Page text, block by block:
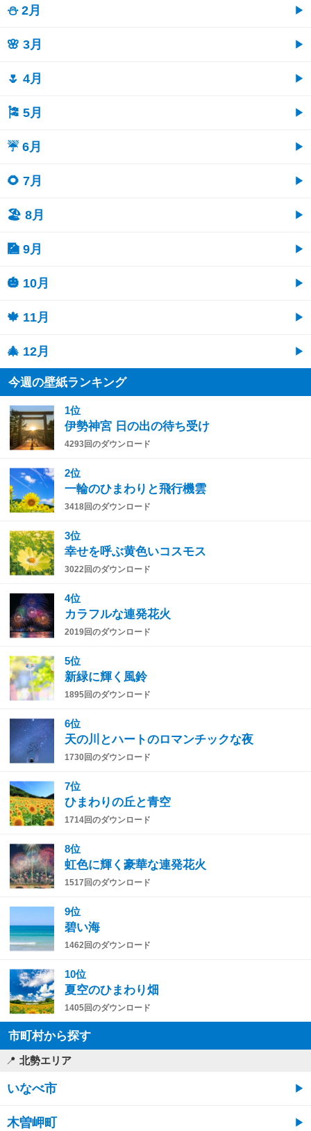
⛄ 2月
🌸 3月
🌷 4月
🎏 5月
☔ 6月
🌻 7月
🏖 8月
🎑 9月
🎃 10月
🍁 11月
🎄 12月
今週の壁紙ランキング
1位
伊勢神宮 日の出の待ち受け
4293回のダウンロード
2位
一輪のひまわりと飛行機雲
3418回のダウンロード
3位
幸せを呼ぶ黄色いコスモス
3022回のダウンロード
4位
カラフルな連発花火
2019回のダウンロード
5位
新緑に輝く風鈴
1895回のダウンロード
6位
天の川とハートのロマンチックな夜
1730回のダウンロード
7位
ひまわりの丘と青空
1714回のダウンロード
8位
虹色に輝く豪華な連発花火
1517回のダウンロード
9位
碧い海
1462回のダウンロード
10位
夏空のひまわり畑
1405回のダウンロード
市町村から探す
北勢エリア
いなべ市
木曽岬町